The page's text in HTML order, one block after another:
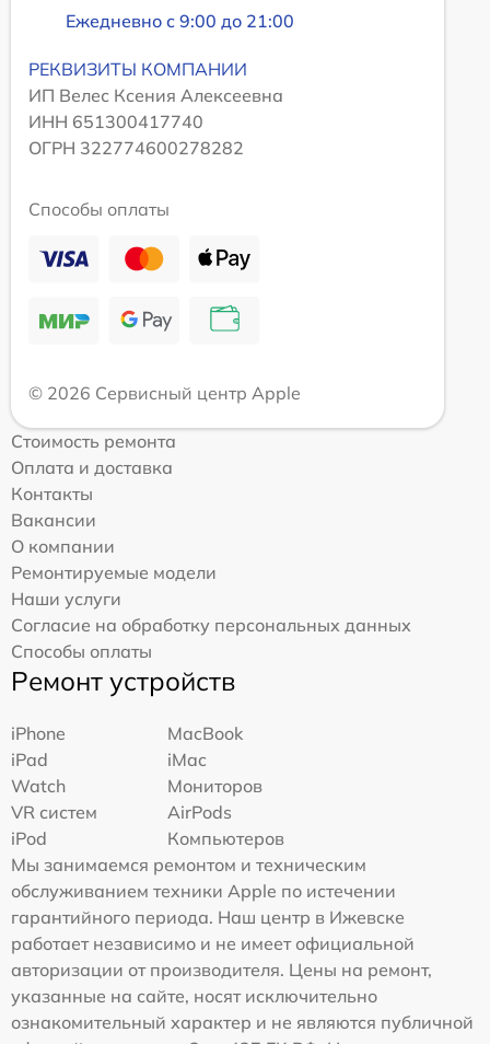
Ежедневно с 9:00 до 21:00
РЕКВИЗИТЫ КОМПАНИИ
ИП Велес Ксения Алексеевна
ИНН 651300417740
ОГРН 322774600278282
Способы оплаты
© 2026 Сервисный центр Apple
Стоимость ремонта
Оплата и доставка
Контакты
Вакансии
О компании
Ремонтируемые модели
Наши услуги
Согласие на обработку персональных данных
Способы оплаты
Ремонт устройств
iPhone
MacBook
iPad
iMac
Watch
Мониторов
VR систем
AirPods
iPod
Компьютеров
Мы занимаемся ремонтом и техническим
обслуживанием техники Apple по истечении
гарантийного периода. Наш центр в Ижевске
работает независимо и не имеет официальной
авторизации от производителя. Цены на ремонт,
указанные на сайте, носят исключительно
ознакомительный характер и не являются публичной